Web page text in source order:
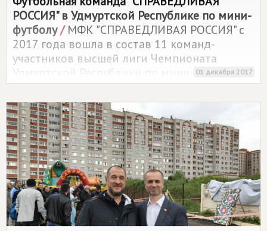
РОССИЯ" в Удмуртской Республике по мини-
футболу/МФК "СПРАВЕДЛИВАЯ РОССИЯ" с
2017 года вошла в состав 11 команд-
участников высшей лиги Чемпионата
Удмуртской Республики по мини-футболу.
01 декабря 2017